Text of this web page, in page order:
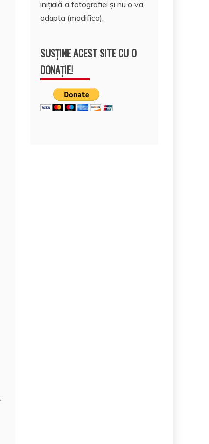
,
inițială a fotografiei și nu o va
adapta (modifica).
SUSȚINE ACEST SITE CU O
DONAȚIE!